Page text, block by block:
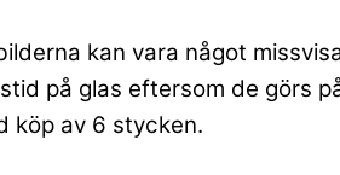
kan vara något
på glas eftersom de görs
köp av 6 stycken.